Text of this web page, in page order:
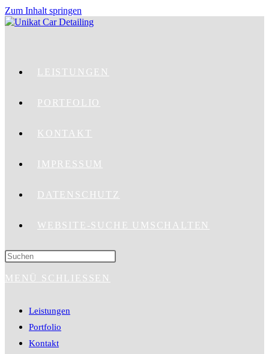
Zum Inhalt springen
LEISTUNGEN
PORTFOLIO
KONTAKT
IMPRESSUM
DATENSCHUTZ
WEBSITE-SUCHE UMSCHALTEN
MENÜ SCHLIESSEN
Leistungen
Portfolio
Kontakt